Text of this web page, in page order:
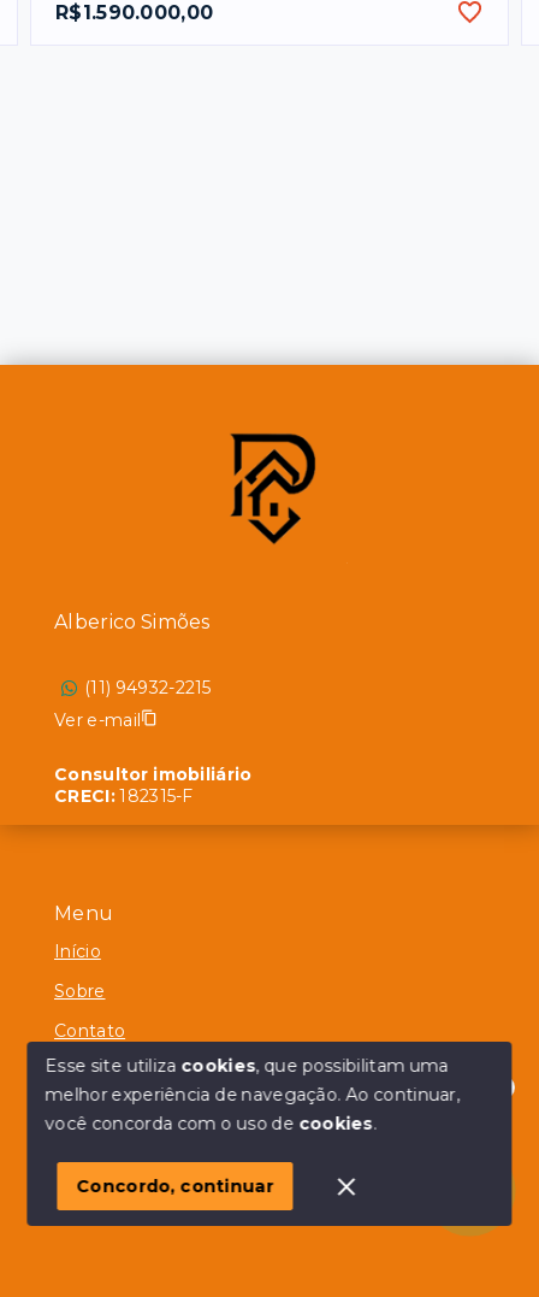
R$1.590.000,00
Olá! em posso ajudar?
Menu
Início
Sobre
Contato
© Copyright 2026 - Alberico Simões - Todos os direitos
SITE PARA IMOBILIARIA
Alberico Simões
(11) 94932-2215
Ver e-mail
Consultor imobiliário
CRECI:182315-F
Esse site utiliza cookies, que possibilitam uma
melhor experiência de navegação.Ao continuar,
você concorda com o uso de cookies.
Concordo, continuar